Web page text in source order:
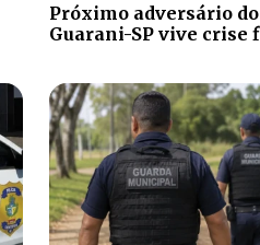
Próximo adversário
Guarani-SP vive crise